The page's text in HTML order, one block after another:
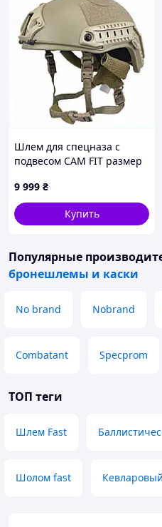
Шлем для спецназа с
подвесом CAM FIT размер
9 999 ₴
Купить
Популярные
бронешлемы и каски
No brand Nobrand
Combatant Specprom
ТОП теги
Шлем Fast
Шолом fast